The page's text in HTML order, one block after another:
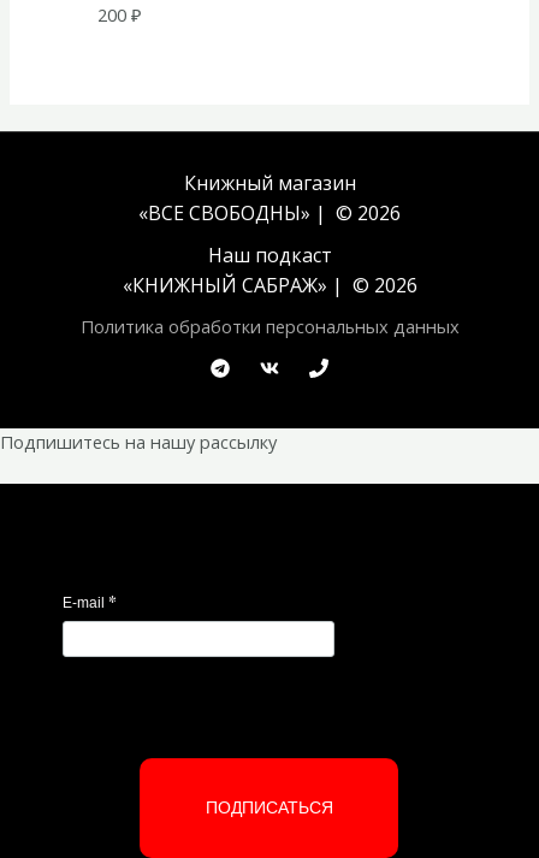
200 ₽
Книжный магазин
«ВСЕ СВОБОДНЫ» | © 2026
Наш подкаст
«КНИЖНЫЙ САБРАЖ» | © 2026
Политика обработки персональных данных
Подпишитесь на нашу рассылку
E-mail *
ПОДПИСАТЬСЯ